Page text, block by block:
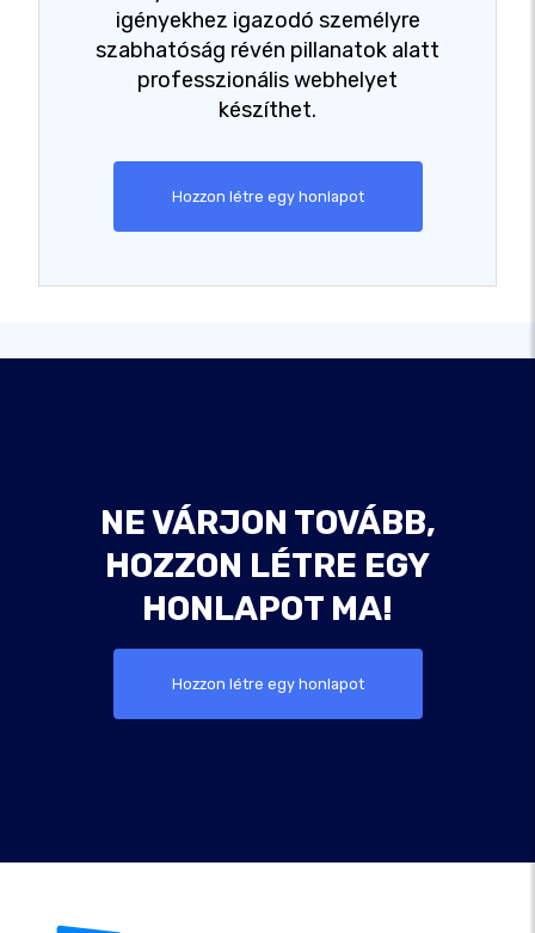
igényekhez igazodó személyre
szabhatóság révén pillanatok alatt
professzionális webhelyet
készíthet.
Hozzon létre egy honlapot
NE VÁRJON TOVÁBB,
HOZZON LÉTRE EGY
HONLAPOT MA!
Hozzon létre egy honlapot